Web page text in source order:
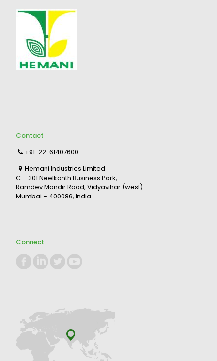
Contact
+91-22-61407600
Hemani Industries Limited
C – 301 Neelkanth Business Park,
Ramdev Mandir Road, Vidyavihar (west)
Mumbai – 400086, India
Connect